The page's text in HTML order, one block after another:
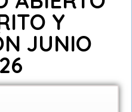
Y
JUNIO